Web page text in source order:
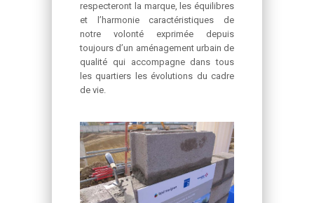
respecteront la marque, les équilibres
et l’harmonie caractéristiques de
notre volonté exprimée depuis
toujours d’un aménagement urbain de
qualité qui accompagne dans tous
les quartiers les évolutions du cadre
de vie.